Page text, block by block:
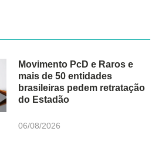
Movimento PcD e Raros e
mais de 50 entidades
brasileiras pedem retratação
do Estadão
06/08/2026